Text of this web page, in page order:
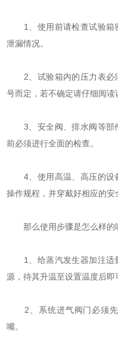
1、使用前请检查试验箱
泄漏情况。
2、试验箱内的压力表必
号而定，若不确定请仔细阅读
3、安全阀、排水阀等部
前必须进行全面的检查。
4、使用高温、高压的设
操作规程，并穿戴好相应的安
那么使用步骤是怎么样的
1、给蒸汽发生器加注适
源，待其升温至设置温度后即
2、系统进气阀门必须先
嘴。